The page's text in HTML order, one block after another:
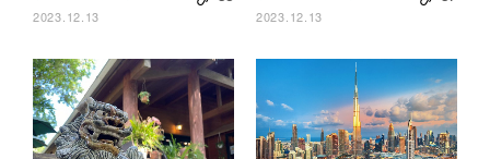
2023.12.13 2023.12.13